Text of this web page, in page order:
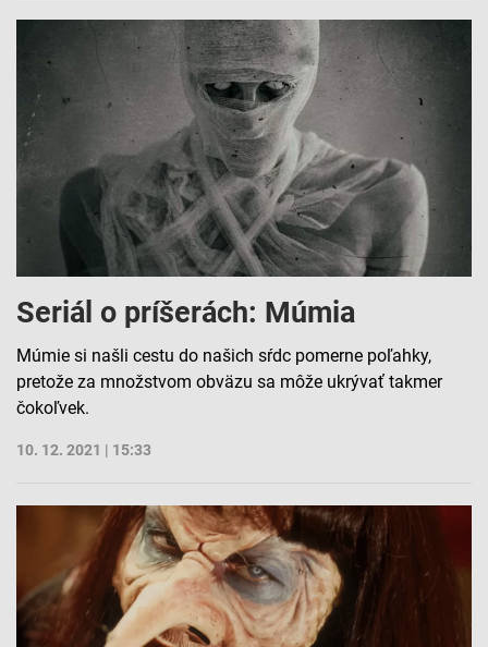
Seriál o príšerách: Múmia
Múmie si našli cestu do našich sŕdc pomerne poľahky,
pretože za množstvom obväzu sa môže ukrývať takmer
čokoľvek.
10. 12. 2021 | 15:33